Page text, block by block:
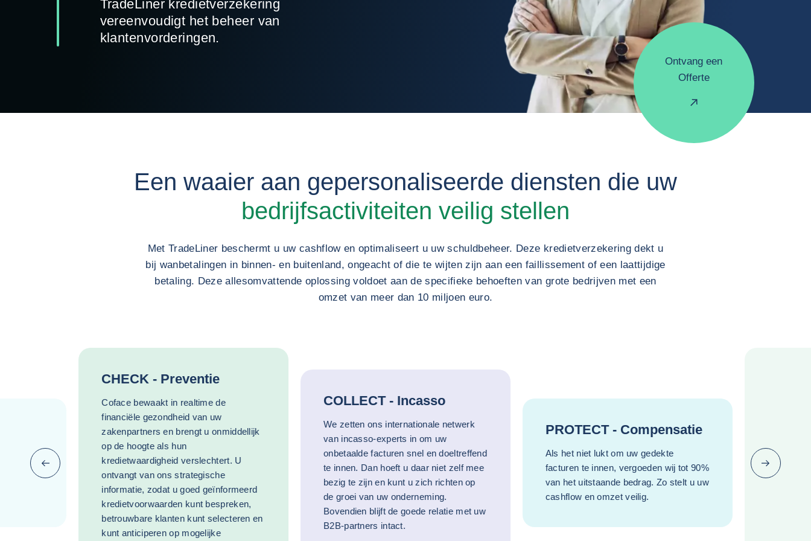
TradeLiner kredietverzekering
vereenvoudigt het beheer van
klantenvorderingen.
Ontvang een
Offerte
Een waaier aan gepersonaliseerde diensten die uw
bedrijfsactiviteiten veilig stellen
Met TradeLiner beschermt u uw cashflow en optimaliseert u uw schuldbeheer. Deze kredietverzekering dekt u
bij wanbetalingen in binnen- en buitenland, ongeacht of die te wijten zijn aan een faillissement of een laattijdige
betaling. Deze allesomvattende oplossing voldoet aan de specifieke behoeften van grote bedrijven met een
omzet van meer dan 10 miljoen euro.
CHECK - Preventie
Coface bewaakt in realtime de
financiële gezondheid van uw
zakenpartners en brengt u onmiddellijk
op de hoogte als hun
kredietwaardigheid verslechtert. U
ontvangt van ons strategische
informatie, zodat u goed geïnformeerd
kredietvoorwaarden kunt bespreken,
betrouwbare klanten kunt selecteren en
kunt anticiperen op mogelijke
COLLECT - Incasso
We zetten ons internationale netwerk
van incasso-experts in om uw
onbetaalde facturen snel en doeltreffend
te innen. Dan hoeft u daar niet zelf mee
bezig te zijn en kunt u zich richten op
de groei van uw onderneming.
Bovendien blijft de goede relatie met uw
B2B-partners intact.
PROTECT - Compensatie
Als het niet lukt om uw gedekte
facturen te innen, vergoeden wij tot 90%
van het uitstaande bedrag. Zo stelt u uw
cashflow en omzet veilig.
Vorige (ga terug naar het laatste item) Volgende